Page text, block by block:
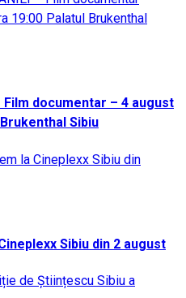
Film documentar – 4 august
Sibiu
Sibiu din 2 august